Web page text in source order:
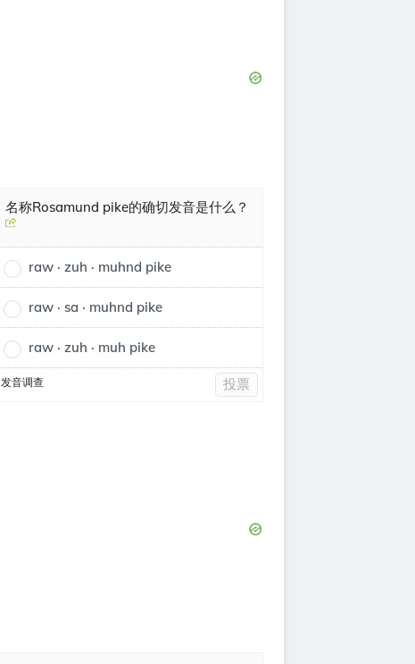
名称Rosamund pike的确切发音是什么？
raw · zuh · muhnd pike
raw · sa · muhnd pike
raw · zuh · muh pike
发音调查 投票